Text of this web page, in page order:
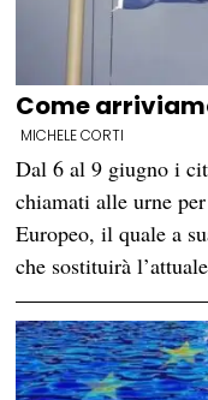
Come
MICHELE CORTI
Dal 6 al 9 giugno i
chiamati alle urne
Europeo, il quale a
che sostituirà